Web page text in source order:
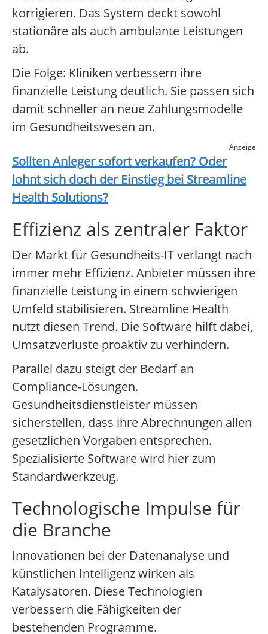
korrigieren. Das System deckt sowohl
stationäre als auch ambulante Leistungen
ab.
Die Folge: Kliniken verbessern ihre
finanzielle Leistung deutlich. Sie passen sich
damit schneller an neue Zahlungsmodelle
im Gesundheitswesen an.
Anzeige
Sollten Anleger sofort verkaufen? Oder
lohnt sich doch der Einstieg bei Streamline
Health Solutions?
Effizienz als zentraler Faktor
Der Markt für Gesundheits-IT verlangt nach
immer mehr Effizienz. Anbieter müssen ihre
finanzielle Leistung in einem schwierigen
Umfeld stabilisieren. Streamline Health
nutzt diesen Trend. Die Software hilft dabei,
Umsatzverluste proaktiv zu verhindern.
Parallel dazu steigt der Bedarf an
Compliance-Lösungen.
Gesundheitsdienstleister müssen
sicherstellen, dass ihre Abrechnungen allen
gesetzlichen Vorgaben entsprechen.
Spezialisierte Software wird hier zum
Standardwerkzeug.
Technologische Impulse für
die Branche
Innovationen bei der Datenanalyse und
künstlichen Intelligenz wirken als
Katalysatoren. Diese Technologien
verbessern die Fähigkeiten der
bestehenden Programme.